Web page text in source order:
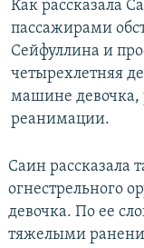
Как рассказала
пассажирами
Сейфуллина и
четырехлетняя
машине девочка,
реанимации.
Саин рассказала
огнестрельного
девочка. По ее
тяжелыми